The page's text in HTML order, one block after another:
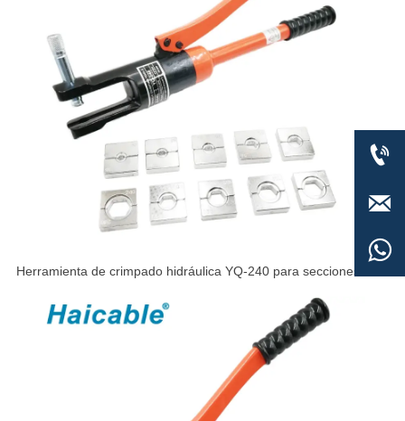
Herramienta de crimpado hidráulica YQ-240 para secciones de


